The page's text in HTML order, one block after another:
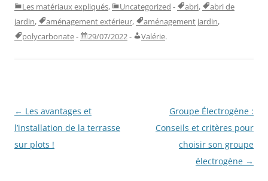
Les matériaux expliqués, Uncategorized - abri,
abri de
jardin, aménagement extérieur, aménagement jardin,
polycarbonate- 29/07/2022- Valérie.
Navigation
des
articles
← Les avantages et
l’installation de la terrasse
sur plots !
Groupe Électrogène :
Conseils et critères pour
choisir son groupe
électrogène →